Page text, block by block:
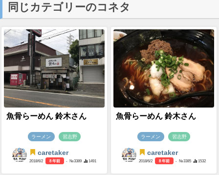
同じカテゴリーのコネタ
魚骨らーめん 鈴木さん
ラーメン 習志野
caretaker
2018/6/2 8 年前 - №3389 1491
魚骨らーめん 鈴木さん
ラーメン 習志野
caretaker
2018/6/2 8 年前 - №3385 1532